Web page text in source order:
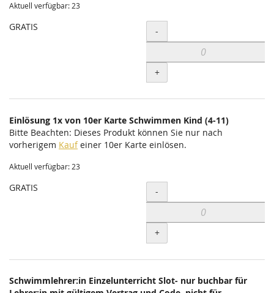
Aktuell verfügbar: 23
GRATIS Menge
-
+
Einlösung 1x von 10er Karte Schwimmen Kind (4-11)
Bitte Beachten: Dieses Produkt können Sie nur nach
vorherigem Kaufeiner 10er Karte einlösen.
Aktuell verfügbar: 23
GRATIS Menge
-
+
Schwimmlehrer:in Einzelunterricht Slot- nur buchbar für